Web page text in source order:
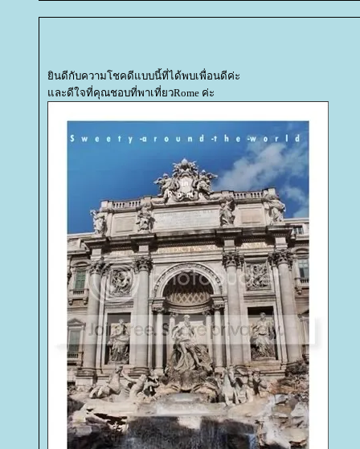
ินดีกับความโชคดีแบบนี้ที่ได้พบเพื่อนดีค่ะ
ละดีใจที่คุณชอบที่พาเที่ยวRome ค่ะ